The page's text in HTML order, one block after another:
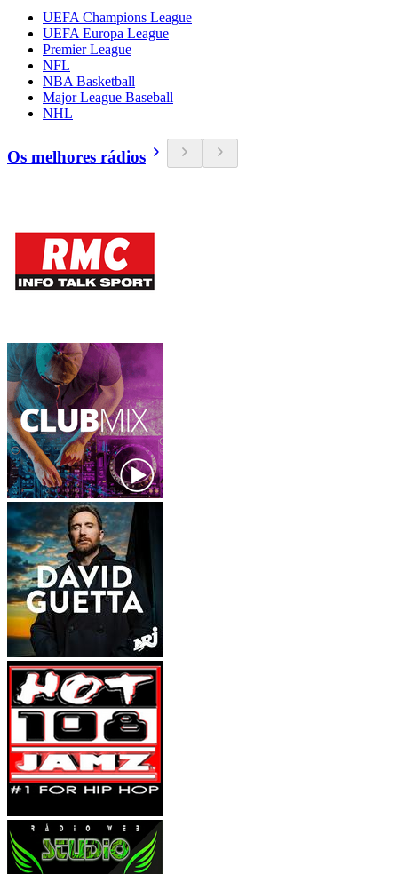
UEFA Champions League
UEFA Europa League
Premier League
NFL
NBA Basketball
Major League Baseball
NHL
Os melhores rádios